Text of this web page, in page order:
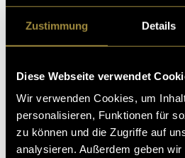
Zustimmung Details
Diese Webseite verwendet
Wir verwenden Cookies, um
personalisieren, Funktionen für
zu können und die Zugriffe auf
analysieren. Außerdem geben
FRITZ – vom
Familienrezept zur
Marke